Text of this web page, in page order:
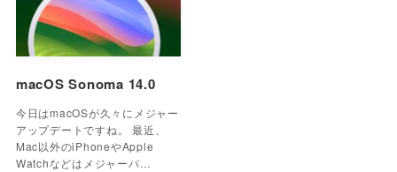
macOS Sonoma 14.0
今日はmacOSが久々にメジャー
アップデートですね。 最近、
Mac以外のiPhoneやApple
Watchなどはメジャーバ…